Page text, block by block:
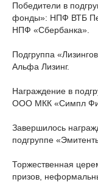
Победители в
фонды»: НПФ ВТБ
НПФ «Сбербанка».
Подгруппа
Альфа Лизинг.
Награждение в
ООО МКК «Симпл
Завершилось
подгруппе
Торжественная
призов,